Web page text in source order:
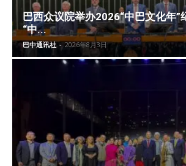
巴西众议院举办2026“中巴文化年”
“中...
巴中通讯社 - 2026年8月3日